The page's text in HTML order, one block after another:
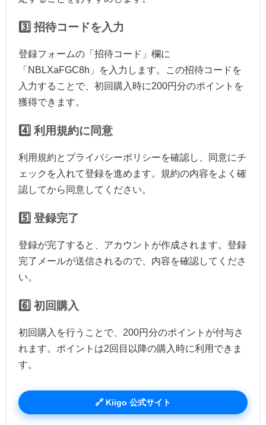
3️⃣ 招待コードを入力
登録フォームの「招待コード」欄に
「NBLXaFGC8h」を入力します。この招待コードを
入力することで、初回購入時に200円分のポイントを
獲得できます。
4️⃣ 利用規約に同意
利用規約とプライバシーポリシーを確認し、同意にチ
ェックを入れて登録を進めます。規約の内容をよく確
認してから同意してください。
5️⃣ 登録完了
登録が完了すると、アカウントが作成されます。登録
完了メールが送信されるので、内容を確認してくださ
い。
6️⃣ 初回購入
初回購入を行うことで、200円分のポイントが付与さ
れます。ポイントは2回目以降の購入時に利用できま
す。
🔗 Kiigo 公式サイト